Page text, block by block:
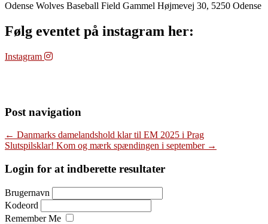
Odense Wolves Baseball Field Gammel Højmevej 30, 5250 Odense
Følg eventet på instagram her:
Instagram
Post navigation
← Danmarks damelandshold klar til EM 2025 i Prag
Slutspilsklar! Kom og mærk spændingen i september →
Login for at indberette resultater
Brugernavn
Kodeord
Remember Me